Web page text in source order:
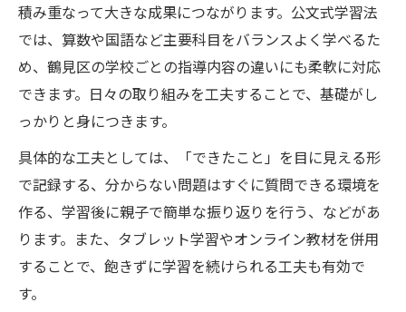
積み重なって大きな成果につながります。公文式学習法
では、算数や国語など主要科目をバランスよく学べるた
め、鶴見区の学校ごとの指導内容の違いにも柔軟に対応
できます。日々の取り組みを工夫することで、基礎がし
っかりと身につきます。
具体的な工夫としては、「できたこと」を目に見える形
で記録する、分からない問題はすぐに質問できる環境を
作る、学習後に親子で簡単な振り返りを行う、などがあ
ります。また、タブレット学習やオンライン教材を併用
することで、飽きずに学習を続けられる工夫も有効で
す。